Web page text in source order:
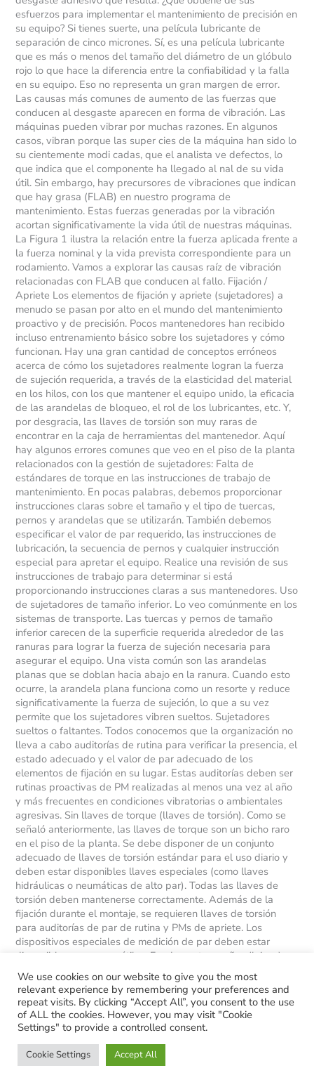
esfuerzos para implementar el mantenimiento de precisión en
su equipo? Si tienes suerte, una película lubricante de
separación de cinco micrones. Sí, es una película lubricante
que es más o menos del tamaño del diámetro de un glóbulo
rojo lo que hace la diferencia entre la confiabilidad y la falla
en su equipo. Eso no representa un gran margen de error.
Las causas más comunes de aumento de las fuerzas que
conducen al desgaste aparecen en forma de vibración. Las
máquinas pueden vibrar por muchas razones. En algunos
casos, vibran porque las super cies de la máquina han sido lo
su cientemente modi cadas, que el analista ve defectos, lo
que indica que el componente ha llegado al nal de su vida
útil. Sin embargo, hay precursores de vibraciones que indican
que hay grasa (FLAB) en nuestro programa de
mantenimiento. Estas fuerzas generadas por la vibración
acortan significativamente la vida útil de nuestras máquinas.
La Figura 1 ilustra la relación entre la fuerza aplicada frente a
la fuerza nominal y la vida prevista correspondiente para un
rodamiento. Vamos a explorar las causas raíz de vibración
relacionadas con FLAB que conducen al fallo. Fijación /
Apriete Los elementos de fijación y apriete (sujetadores) a
menudo se pasan por alto en el mundo del mantenimiento
proactivo y de precisión. Pocos mantenedores han recibido
incluso entrenamiento básico sobre los sujetadores y cómo
funcionan. Hay una gran cantidad de conceptos erróneos
acerca de cómo los sujetadores realmente logran la fuerza
de sujeción requerida, a través de la elasticidad del material
en los hilos, con los que mantener el equipo unido, la eficacia
de las arandelas de bloqueo, el rol de los lubricantes, etc. Y,
por desgracia, las llaves de torsión son muy raras de
encontrar en la caja de herramientas del mantenedor. Aquí
hay algunos errores comunes que veo en el piso de la planta
relacionados con la gestión de sujetadores: Falta de
estándares de torque en las instrucciones de trabajo de
mantenimiento. En pocas palabras, debemos proporcionar
instrucciones claras sobre el tamaño y el tipo de tuercas,
pernos y arandelas que se utilizarán. También debemos
especificar el valor de par requerido, las instrucciones de
lubricación, la secuencia de pernos y cualquier instrucción
especial para apretar el equipo. Realice una revisión de sus
instrucciones de trabajo para determinar si está
proporcionando instrucciones claras a sus mantenedores. Uso
de sujetadores de tamaño inferior. Lo veo comúnmente en los
sistemas de transporte. Las tuercas y pernos de tamaño
inferior carecen de la superficie requerida alrededor de las
ranuras para lograr la fuerza de sujeción necesaria para
asegurar el equipo. Una vista común son las arandelas
planas que se doblan hacia abajo en la ranura. Cuando esto
ocurre, la arandela plana funciona como un resorte y reduce
significativamente la fuerza de sujeción, lo que a su vez
permite que los sujetadores vibren sueltos. Sujetadores
sueltos o faltantes. Todos conocemos que la organización no
lleva a cabo auditorías de rutina para verificar la presencia, el
estado adecuado y el valor de par adecuado de los
elementos de fijación en su lugar. Estas auditorías deben ser
rutinas proactivas de PM realizadas al menos una vez al año
y más frecuentes en condiciones vibratorias o ambientales
agresivas. Sin llaves de torque (llaves de torsión). Como se
señaló anteriormente, las llaves de torque son un bicho raro
en el piso de la planta. Se debe disponer de un conjunto
adecuado de llaves de torsión estándar para el uso diario y
deben estar disponibles llaves especiales (como llaves
hidráulicas o neumáticas de alto par). Todas las llaves de
torsión deben mantenerse correctamente. Además de la
fijación durante el montaje, se requieren llaves de torsión
para auditorías de par de rutina y PMs de apriete. Los
dispositivos especiales de medición de par deben estar
disponibles y son muy útiles. Fundamento y cuñas (lainas)
inapropiadas.
Leer más »
Fundamentos
de
We use cookies on our website to give you the most
relevant experience by remembering your preferences and
repeat visits. By clicking “Accept All”, you consent to the use
of ALL the cookies. However, you may visit "Cookie
Settings" to provide a controlled consent.
Cookie Settings Accept All